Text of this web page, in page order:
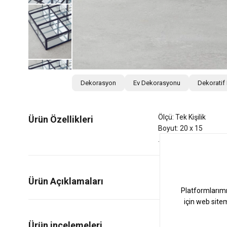
Dekorasyon Ev Dekorasyonu Dekoratif
Ürün Özellikleri
Ölçü: Tek Kişilik
Boyut: 20 x 15
Ürün Açıklamaları